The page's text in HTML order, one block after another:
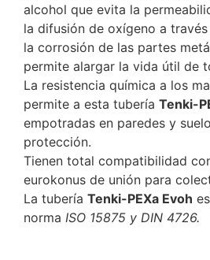
alcohol que evita la
la difusión de oxígeno a
la corrosión de las partes
permite alargar la vida útil de
La resistencia química a los
permite a esta tubería Tenki-
empotradas en paredes y
protección.
Tienen total compatibilidad
eurokonus de unión para
La tubería Tenki-PEXa Evoh
norma ISO 15875 y DIN 4726.